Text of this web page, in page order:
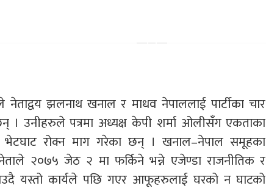
झलनाथ खनाल र माधव नेपाललाई पार्टीका चार
। उनीहरुले पत्रमा अध्यक्ष केपी शर्मा ओलीसँग एकताका
भेटघाट रोक्न माग गरेका छन् । खनाल–नेपाल समूहका
नेताले २०७५ जेठ २ मा फर्किने भन्ने एजेण्डा राजनीतिक र
यस्तो कार्यले पछि गएर आफूहरुलाई घरको न घाटको